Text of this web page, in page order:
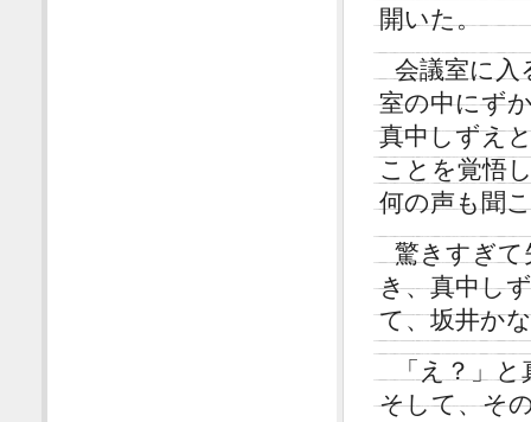
開いた。
会議室に入
室の中にず
真中しずえ
ことを覚悟
何の声も聞
驚きすぎて
き、真中し
て、坂井か
「え？」
そして、そ